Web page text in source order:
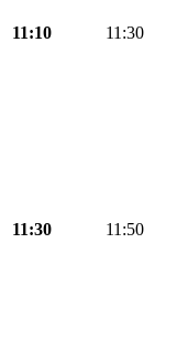
11:10 11:30
11:30 11:50